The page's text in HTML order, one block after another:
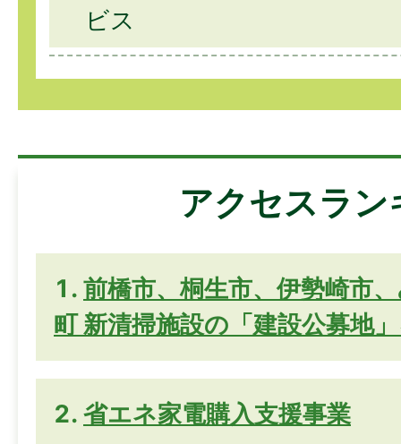
ビス
アクセスラン
前橋市、桐生市、伊勢崎市
町 新清掃施設の「建設公募地
省エネ家電購入支援事業